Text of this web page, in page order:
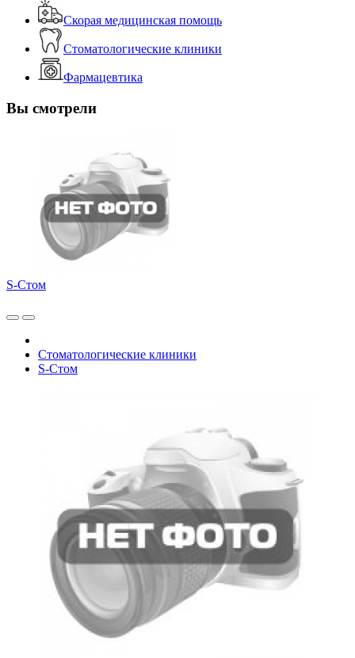
Скорая медицинская помощь
Стоматологические клиники
Фармацевтика
Вы смотрели
S-Стом
Стоматологические клиники
S-Стом